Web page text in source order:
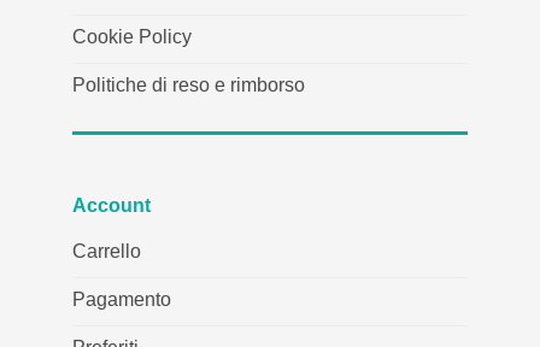
Cookie Policy
Politiche di reso e rimborso
Account
Carrello
Pagamento